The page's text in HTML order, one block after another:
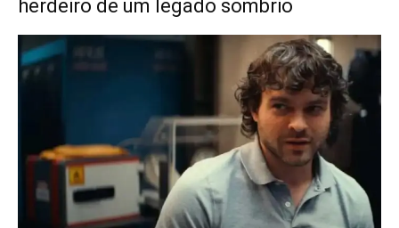
herdeiro de um legado sombrio